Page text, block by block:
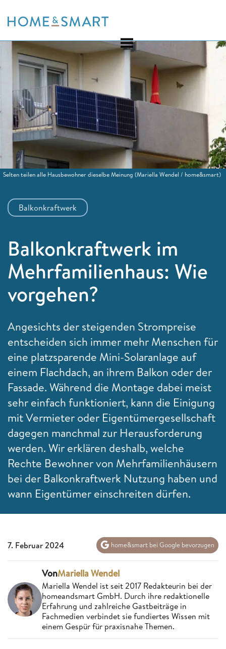
to
Balkonkraftwerk
Balkonkraftwerk im
Mehrfamilienhaus: Wie
vorgehen?
Angesichts der steigenden Strompreise
entscheiden sich immer mehr Menschen für
eine platzsparende Mini-Solaranlage auf
einem Flachdach, an ihrem Balkon oder der
Fassade. Während die Montage dabei meist
sehr einfach funktioniert, kann die Einigung
mit Vermieter oder Eigentümergesellschaft
dagegen manchmal zur Herausforderung
werden. Wir erklären deshalb, welche
Rechte Bewohner von Mehrfamilienhäusern
bei der Balkonkraftwerk Nutzung haben und
wann Eigentümer einschreiten dürfen.
Selten teilen alle Hausbewohner dieselbe Meinung (Mariella Wendel / home&smart)
7. Februar 2024 home&smart bei Google bevorzugen
VonMariella Wendel
Mariella Wendel ist seit 2017 Redakteurin bei der
homeandsmart GmbH. Durch ihre redaktionelle
Erfahrung und zahlreiche Gastbeiträge in
Fachmedien verbindet sie fundiertes Wissen mit
einem Gespür für praxisnahe Themen.